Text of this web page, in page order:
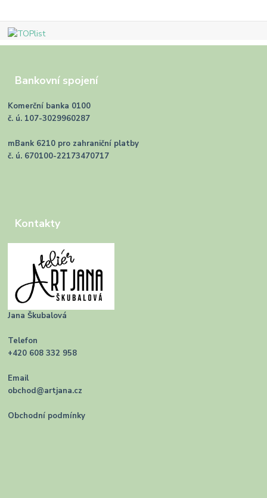
Bankovní spojení
Komerční banka 0100
č. ú. 107-3029960287
mBank 6210 pro zahraniční platby
č. ú. 670100-22173470717
Kontakty
Jana Škubalová
Telefon
+420 608 332 958
Email
obchod@artjana.cz
Obchodní podmínky